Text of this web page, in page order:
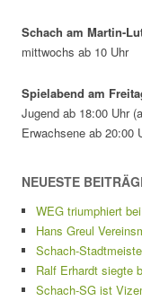
Schach am Martin-
mittwochs ab 10 Uhr
Spielabend am
Jugend ab 18:00 Uhr
Erwachsene ab 20:00
NEUESTE
WEG triumphiert
Hans Greul
Schach-
Ralf Erhardt siegte
Schach-SG ist